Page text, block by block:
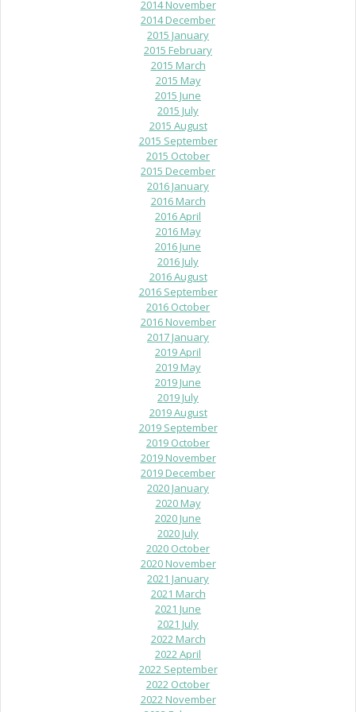
2014 November
2014 December
2015 January
2015 February
2015 March
2015 May
2015 June
2015 July
2015 August
2015 September
2015 October
2015 December
2016 January
2016 March
2016 April
2016 May
2016 June
2016 July
2016 August
2016 September
2016 October
2016 November
2017 January
2019 April
2019 May
2019 June
2019 July
2019 August
2019 September
2019 October
2019 November
2019 December
2020 January
2020 May
2020 June
2020 July
2020 October
2020 November
2021 January
2021 March
2021 June
2021 July
2022 March
2022 April
2022 September
2022 October
2022 November